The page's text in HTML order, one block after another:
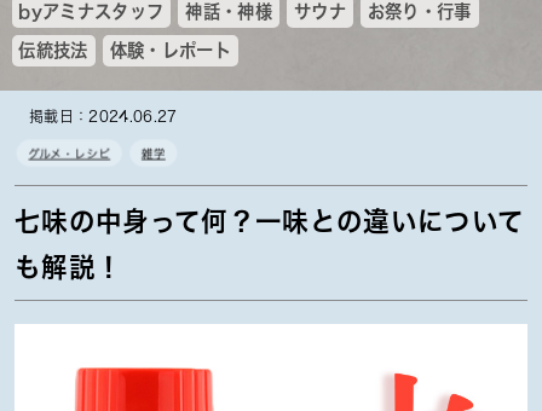
byアミナスタッフ 神話・神様 サウナ お祭り・行事
伝統技法 体験・レポート
掲載日：2024.06.27
グルメ・レシピ 雑学
七味の中身って何？一味との違いについて
も解説！